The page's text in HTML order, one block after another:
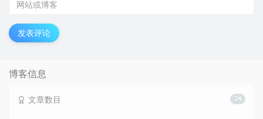
发表评论
博客信息
24
文章数目